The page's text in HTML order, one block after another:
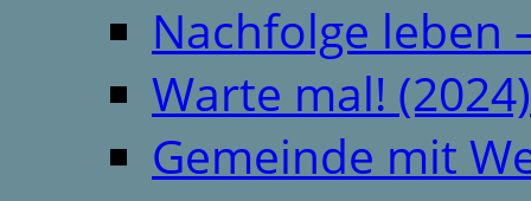
Nachfolge leben
Warte mal! (2024)
Gemeinde mit